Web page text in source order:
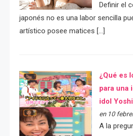
Definir el
japonés no es una labor sencilla
artístico posee matices […]
¿Qué es
para una
idol
en 10
A la